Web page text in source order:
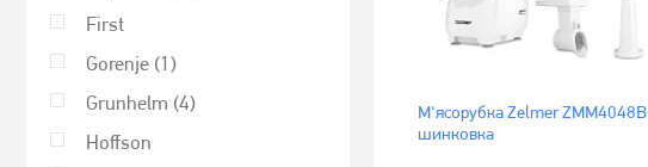
First
Gorenje (1)
Grunhelm (4)
Hoffson
М'ясорубка Zelmer ZMM4048B
шинковка